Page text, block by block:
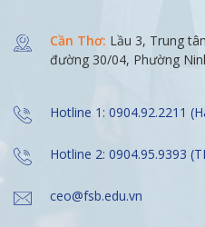
Cần Thơ: Lầu 3, Trung
đường 30/04, Phường
Hotline 1: 0904.92.2211
Hotline 2: 0904.95.9393
ceo@fsb.edu.vn